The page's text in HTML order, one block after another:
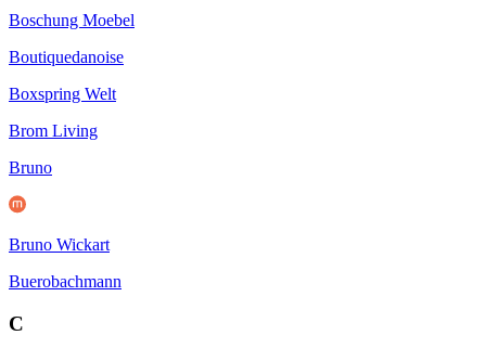
Boschung Moebel
Boutiquedanoise
Boxspring Welt
Brom Living
Bruno
Bruno Wickart
Buerobachmann
C